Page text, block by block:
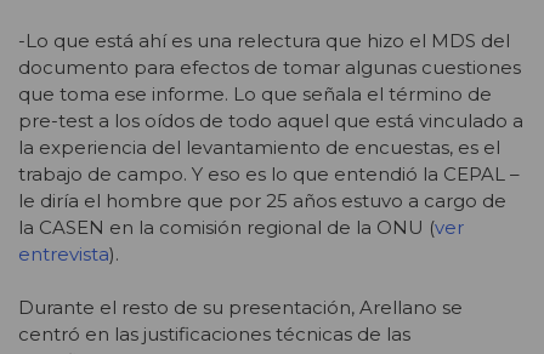
-Lo que está ahí es una relectura que hizo el MDS del
documento para efectos de tomar algunas cuestiones
que toma ese informe. Lo que señala el término de
pre-test a los oídos de todo aquel que está vinculado a
la experiencia del levantamiento de encuestas, es el
trabajo de campo. Y eso es lo que entendió la CEPAL –
le diría el hombre que por 25 años estuvo a cargo de
la CASEN en la comisión regional de la ONU (ver
entrevista).
Durante el resto de su presentación, Arellano se
centró en las justificaciones técnicas de las